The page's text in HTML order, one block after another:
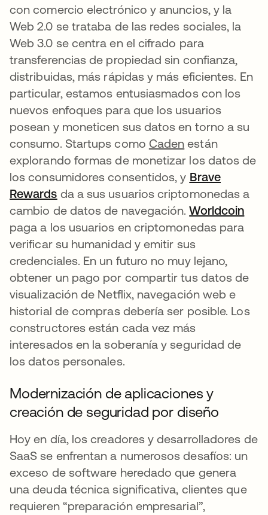
con comercio electrónico y anuncios, y la
Web 2.0 se trataba de las redes sociales, la
Web 3.0 se centra en el cifrado para
transferencias de propiedad sin confianza,
distribuidas, más rápidas y más eficientes. En
particular, estamos entusiasmados con los
nuevos enfoques para que los usuarios
posean y moneticen sus datos en torno a su
consumo. Startups como Caden están
explorando formas de monetizar los datos de
los consumidores consentidos, y Brave
Rewards se abre en una pestaña nueva
da a sus usuarios criptomonedas a
cambio de datos de navegación.Worldcoin
paga a los usuarios en criptomonedas para
verificar su humanidad y emitir sus
credenciales. En un futuro no muy lejano,
obtener un pago por compartir tus datos de
visualización de Netflix, navegación web e
historial de compras debería ser posible. Los
constructores están cada vez más
interesados en la soberanía y seguridad de
los datos personales.
Modernización de aplicaciones y
creación de seguridad por diseño
Hoy en día, los creadores y desarrolladores de
SaaS se enfrentan a numerosos desafíos: un
exceso de software heredado que genera
una deuda técnica significativa, clientes que
requieren “preparación empresarial”,